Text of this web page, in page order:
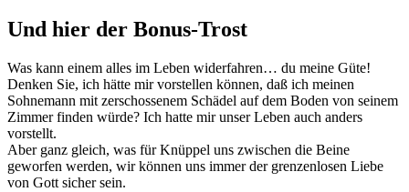
Und hier der Bonus-Trost
Was kann einem alles im Leben widerfahren… du meine Güte!
Denken Sie, ich hätte mir vorstellen können, daß ich meinen
Sohnemann mit zerschossenem Schädel auf dem Boden von seinem
Zimmer finden würde? Ich hatte mir unser Leben auch anders
vorstellt.
Aber ganz gleich, was für Knüppel uns zwischen die Beine
geworfen werden, wir können uns immer der grenzenlosen Liebe
von Gott sicher sein.